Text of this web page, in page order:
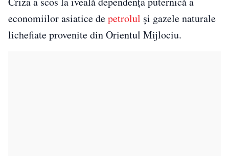
economiilor asiatice depetrolul și gazele naturale
lichefiate provenite din Orientul Mijlociu.